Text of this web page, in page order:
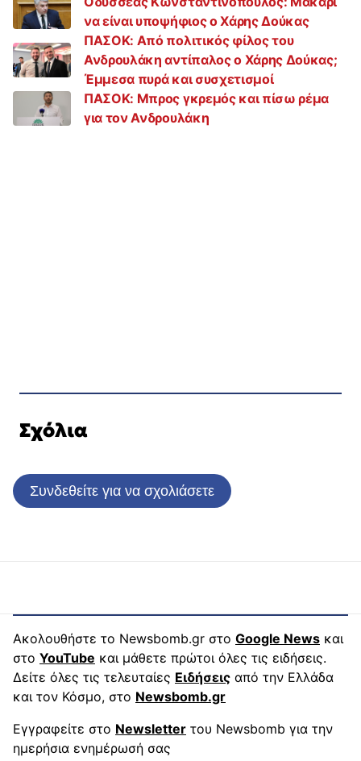
να είναι υποψήφιος ο Χάρης Δούκας
ΠΑΣΟΚ: Από πολιτικός φίλος του
Ανδρουλάκη αντίπαλος ο Χάρης Δούκας;
Έμμεσα πυρά και συσχετισμοί
ΠΑΣΟΚ: Μπρος γκρεμός και πίσω ρέμα
για τον Ανδρουλάκη
Σχόλια
Συνδεθείτε για να σχολιάσετε
Ακολουθήστε το Newsbomb.gr στο Google News και
στο YouTube και μάθετε πρώτοι όλες τις ειδήσεις.
Δείτε όλες τις τελευταίες Ειδήσεις από την Ελλάδα
και τον Κόσμο, στο Newsbomb.gr
Εγγραφείτε στο Newsletter του Newsbomb για την
ημερήσια ενημέρωσή σας